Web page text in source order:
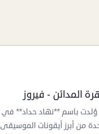
المدائن - فيروز
وُلدت باسم **نهاد حداد** في
1935، واحدة من أبرز أيقونات الموسيقى